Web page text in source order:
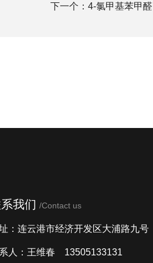
下一个： 4-氯甲基苯甲醛
我们 /Contact us
：连云港市经济开发区大浦路九号
人：王维春 13505133131